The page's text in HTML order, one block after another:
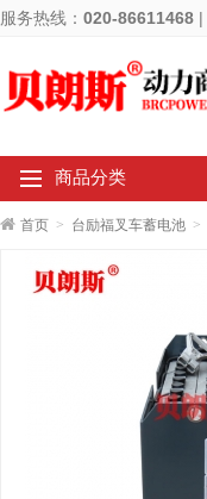
服务热线： 020-86611468 |
商品分类
首页 > 台励福叉车蓄电池 >